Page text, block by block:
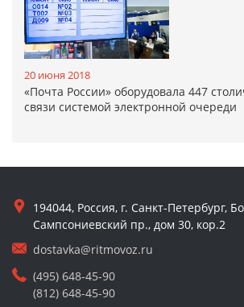
20 июня 2018
«Почта России» оборудовала 447
связи системой электронной очереди
194044, Россия, г. Санкт-Петербург,
Сампсониевский пр., дом 30, кор.2
dostavka@ritmovoz.ru
(495) 648-45-90
(812) 648-45-90